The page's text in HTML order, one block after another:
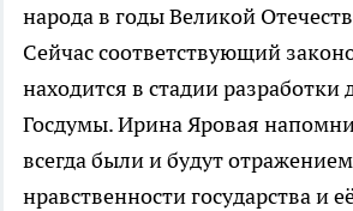
народа в годы Великой
Сейчас соответствующий
находится в стадии разработки
Госдумы. Ирина Яровая
всегда были и будут отражением
нравственности государства и